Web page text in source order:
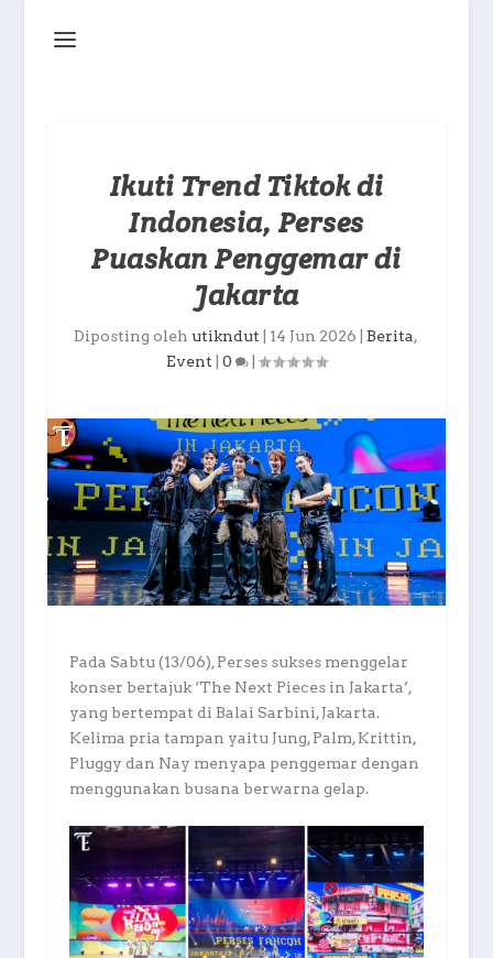
Ikuti Trend Tiktok di
Indonesia, Perses
Puaskan Penggemar di
Jakarta
Diposting olehutikndut 14 Jun 2026 |Berita,
Event
0 |
Pada Sabtu (13/06), Perses sukses menggelar
konser bertajuk ‘The Next Pieces in Jakarta’,
yang bertempat di Balai Sarbini, Jakarta.
Kelima pria tampan yaitu Jung, Palm, Krittin,
Pluggy dan Nay menyapa penggemar dengan
menggunakan busana berwarna gelap.